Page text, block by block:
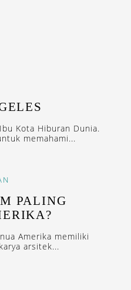
Kota Hiburan Dunia.
memahami...
PALING
Amerika memiliki
arsitek...